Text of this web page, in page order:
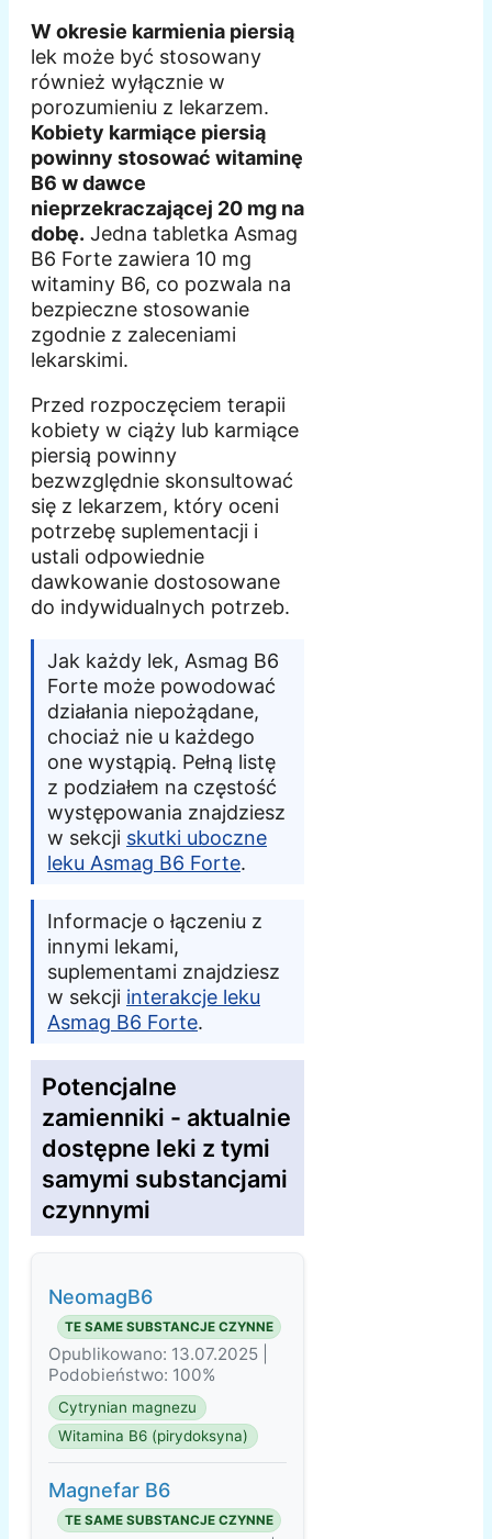
W okresie karmienia piersią
lek może być stosowany
również wyłącznie w
porozumieniu z lekarzem.
Kobiety karmiące piersią
powinny stosować witaminę
B6 w dawce
nieprzekraczającej 20 mg na
dobę. Jedna tabletka Asmag
B6 Forte zawiera 10 mg
witaminy B6, co pozwala na
bezpieczne stosowanie
zgodnie z zaleceniami
lekarskimi.
Przed rozpoczęciem terapii
kobiety w ciąży lub karmiące
piersią powinny
bezwzględnie skonsultować
się z lekarzem, który oceni
potrzebę suplementacji i
ustali odpowiednie
dawkowanie dostosowane
do indywidualnych potrzeb.
Jak każdy lek, Asmag B6
Forte może powodować
działania niepożądane,
chociaż nie u każdego
one wystąpią. Pełną listę
z podziałem na częstość
występowania znajdziesz
w sekcji skutki uboczne
leku Asmag B6 Forte.
Informacje o łączeniu z
innymi lekami,
suplementami znajdziesz
w sekcji interakcje leku
Asmag B6 Forte.
Potencjalne
zamienniki - aktualnie
dostępne leki z tymi
samymi substancjami
czynnymi
NeomagB6
TE SAME SUBSTANCJE CZYNNE
Opublikowano: 13.07.2025 |
Podobieństwo: 100%
Cytrynian magnezu
Witamina B6 (pirydoksyna)
Magnefar B6
TE SAME SUBSTANCJE CZYNNE